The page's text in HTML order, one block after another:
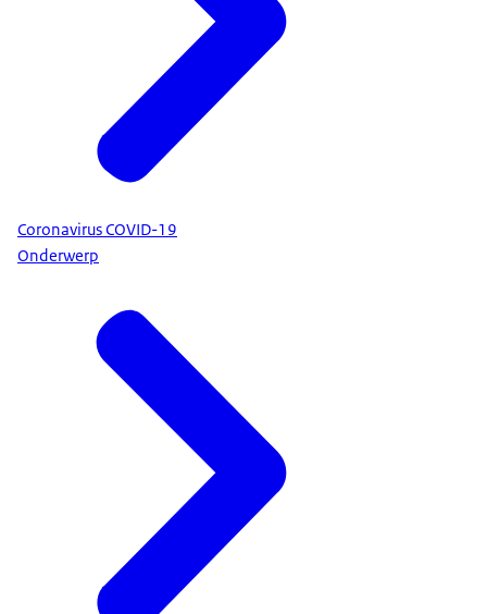
Coronavirus COVID-19
Onderwerp